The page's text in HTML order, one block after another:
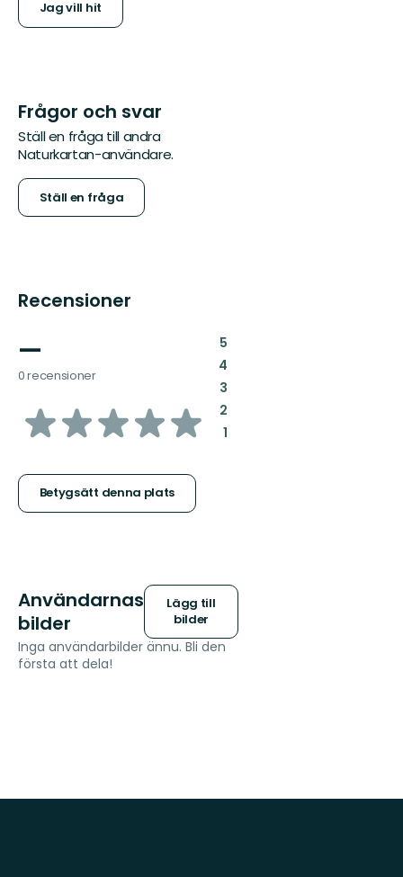
Jag vill hit
Frågor och svar
Ställ en fråga till andra
Naturkartan-användare.
Ställ en fråga
Recensioner
—
0 recensioner
av
stjärnor
Betygsätt denna plats
5:
4:
3:
2:
1:
Användarnas
bilder
Lägg till
bilder
Inga användarbilder ännu. Bli den
första att dela!